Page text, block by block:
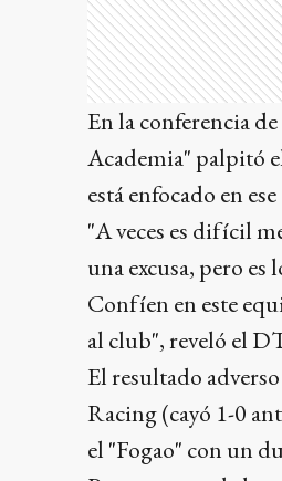
En la conferencia
Academia" palpitó
está enfocado en
"A veces es difícil
una excusa, pero
Confíen en este
al club", reveló el
El resultado
Racing (cayó 1-0
el "Fogao" con un